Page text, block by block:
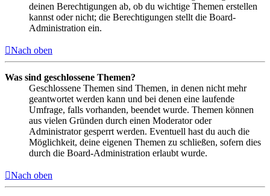
deinen Berechtigungen ab, ob du wichtige Themen erstellen
kannst oder nicht; die Berechtigungen stellt die Board-
Administration ein.
Nach oben
Was sind geschlossene Themen?
Geschlossene Themen sind Themen, in denen nicht mehr
geantwortet werden kann und bei denen eine laufende
Umfrage, falls vorhanden, beendet wurde. Themen können
aus vielen Gründen durch einen Moderator oder
Administrator gesperrt werden. Eventuell hast du auch die
Möglichkeit, deine eigenen Themen zu schließen, sofern dies
durch die Board-Administration erlaubt wurde.
Nach oben